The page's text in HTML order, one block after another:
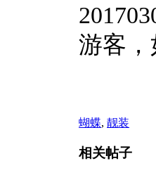
游客
蝴蝶, 靓装
相关帖子